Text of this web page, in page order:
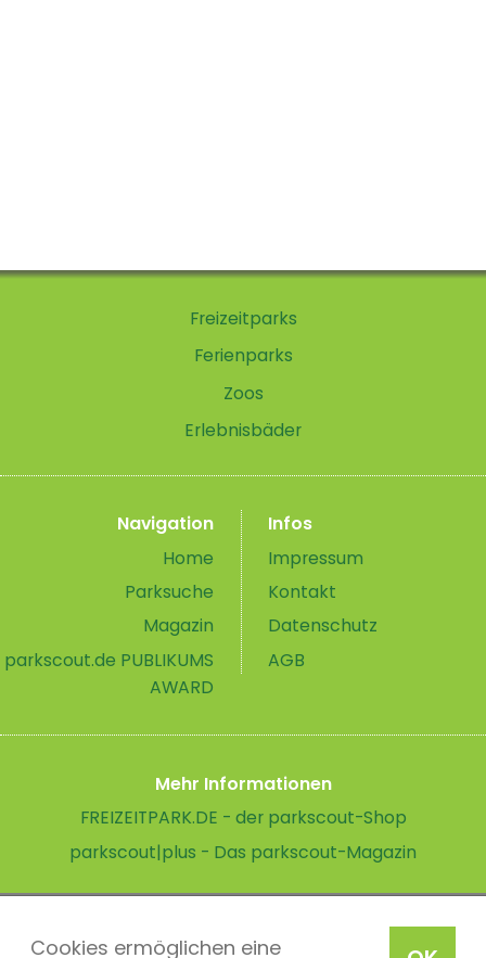
Cookies ermöglichen eine
Freizeitparks
Ferienparks
Zoos
Erlebnisbäder
Navigation
Home
Parksuche
Magazin
parkscout.de PUBLIKUMS
AWARD
Infos
Impressum
Kontakt
Datenschutz
AGB
Mehr Informationen
FREIZEITPARK.DE - der parkscout-Shop
parkscout|plus - Das parkscout-Magazin